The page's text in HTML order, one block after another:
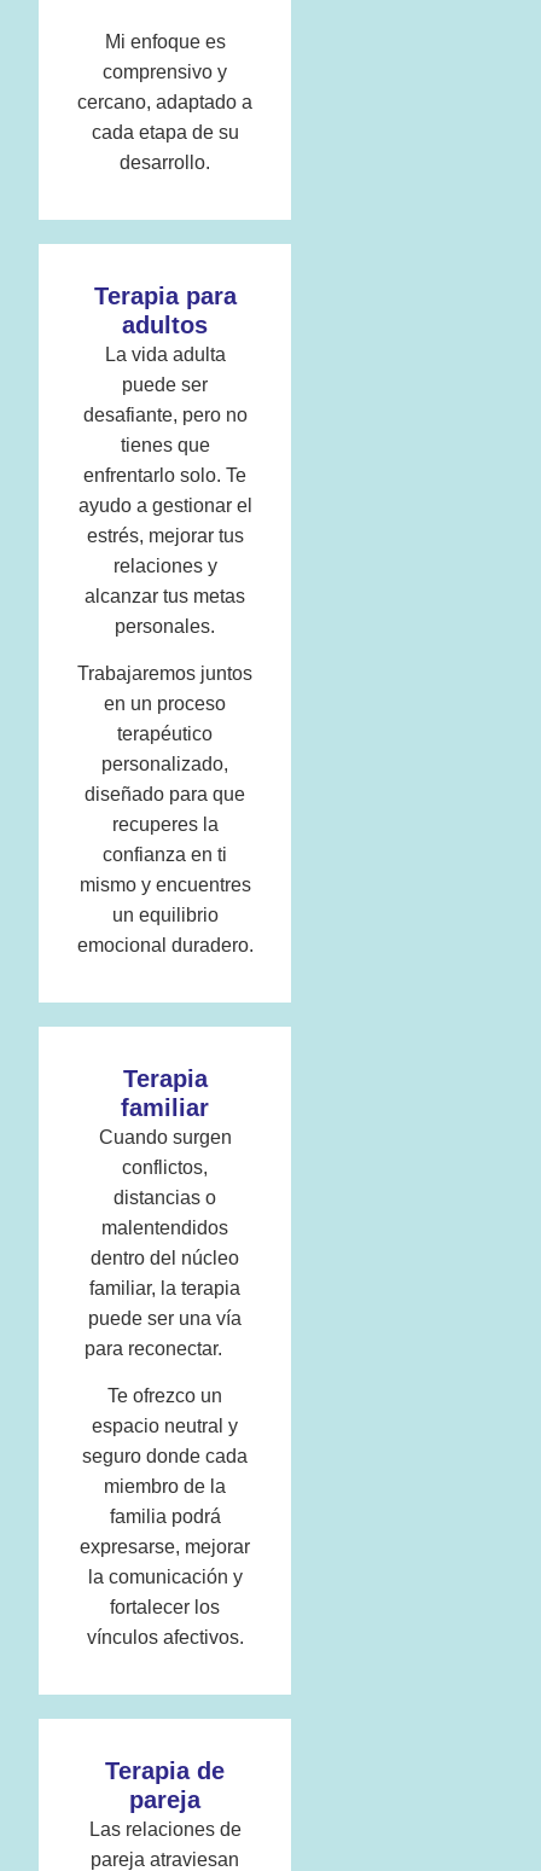
Mi enfoque es
comprensivo y
cercano, adaptado a
cada etapa de su
desarrollo.
Terapia para
adultos
La vida adulta
puede ser
desafiante, pero no
tienes que
enfrentarlo solo. Te
ayudo a gestionar el
estrés, mejorar tus
relaciones y
alcanzar tus metas
personales.
Trabajaremos juntos
en un proceso
terapéutico
personalizado,
diseñado para que
recuperes la
confianza en ti
mismo y encuentres
un equilibrio
emocional duradero.
Terapia
familiar
Cuando surgen
conflictos,
distancias o
malentendidos
dentro del núcleo
familiar, la terapia
puede ser una vía
para reconectar.
Te ofrezco un
espacio neutral y
seguro donde cada
miembro de la
familia podrá
expresarse, mejorar
la comunicación y
fortalecer los
vínculos afectivos.
Terapia de
pareja
Las relaciones de
pareja atraviesan